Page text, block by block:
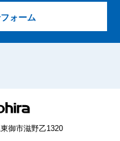
ォーム
御市滋野乙1320